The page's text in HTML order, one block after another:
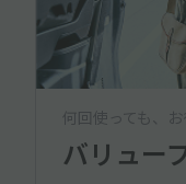
何回使っても、お
バリュー